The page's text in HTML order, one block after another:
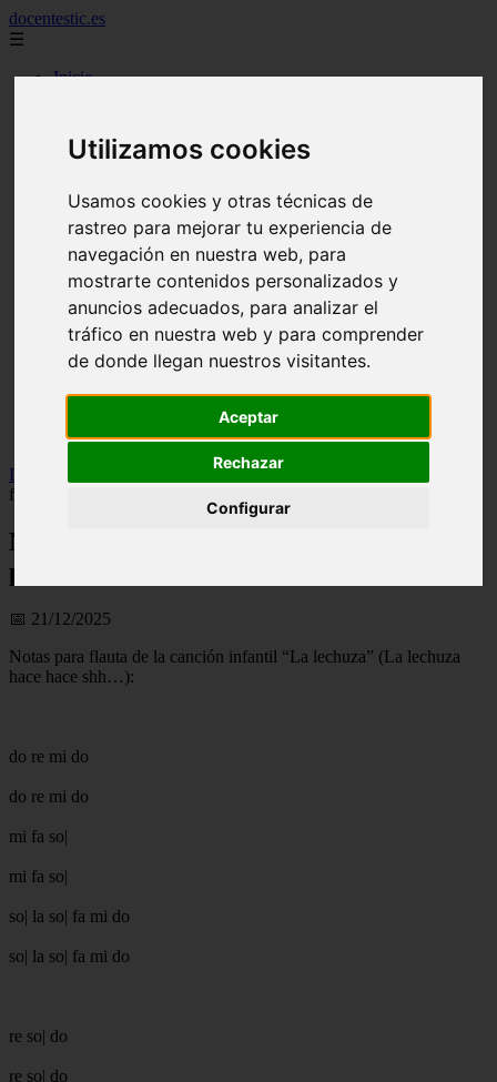
Utilizamos cookies
Usamos cookies y otras técnicas de
rastreo para mejorar tu experiencia de
navegación en nuestra web, para
mostrarte contenidos personalizados y
anuncios adecuados, para analizar el
tráfico en nuestra web y para comprender
de donde llegan nuestros visitantes.
Aceptar
Rechazar
Configurar
docentestic.es
☰
Inicio
2012
2013
2016
2019
cuidado y mantenimiento de la flauta
curiosidades sobre la flauta
eventos y conciertos de flauta
interpretes destacados de flauta
musica para flauta
noticias sobre flauta
partituras para flauta
recursos para aprender a tocar la flauta
tipos de flauta
Inicio
Notas para flauta (ES): La lechuza, notas para
flauta
Notas para flauta (ES): La lechuza, notas
para flauta
📅 21/12/2025
Notas para flauta de la canción infantil “La lechuza” (La lechuza
hace hace shh…):
do re mi do
do re mi do
mi fa so|
mi fa so|
so| la so| fa mi do
so| la so| fa mi do
re so| do
re so| do